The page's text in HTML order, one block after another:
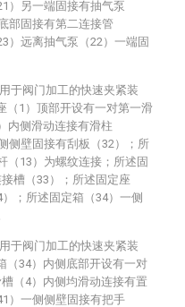
）另一端固接有抽气泵
部固接有第二连接管
）远离抽气泵（22）一端固
于阀门加工的快速夹紧装
（1）顶部开设有一对第一滑
内侧滑动连接有滑柱
侧壁固接有刮板（32）；所
（13）为螺纹连接；所述固
槽（33）；所述固定座
；所述固定箱（34）一侧
于阀门加工的快速夹紧装
（34）内侧底部开设有一对
（4）内侧均滑动连接有置
）一侧侧壁固接有把手